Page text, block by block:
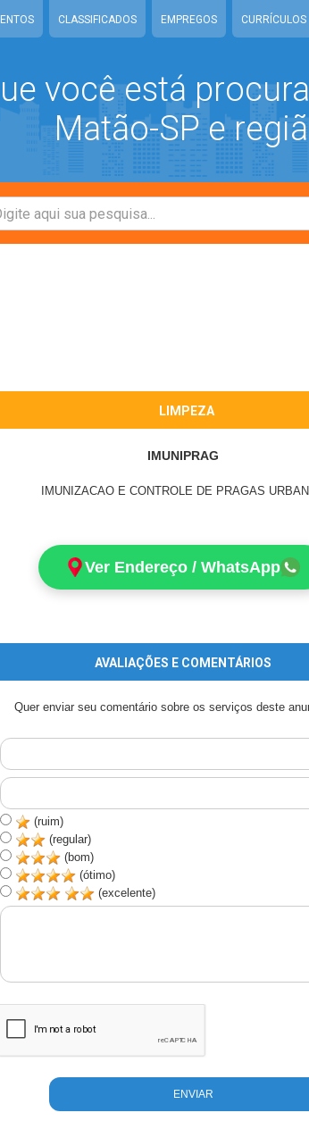
CLASSIFICADOS EMPREGOS CURRÍCULOS
você está
Matão-SP e
LIMPEZA
IMUNIPRAG
IMUNIZACAO E CONTROLE DE PRAGAS
Ver Endereço / WhatsApp
AVALIAÇÕES E COMENTÁRIOS
Quer enviar seu comentário sobre os serviços deste
(ruim)
(regular)
(bom)
(ótimo)
(excelente)